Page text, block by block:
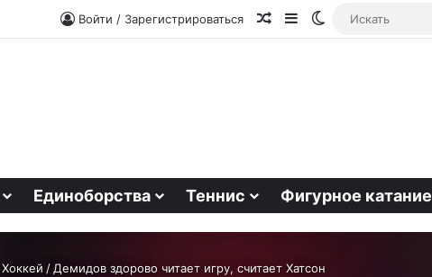
Войти / Зарегистрироваться Случайная статья
SidebarSwitch skin
Единоборства Теннис Фигурное катание
Хоккей / Демидов здорово читает игру, считает Хатсон